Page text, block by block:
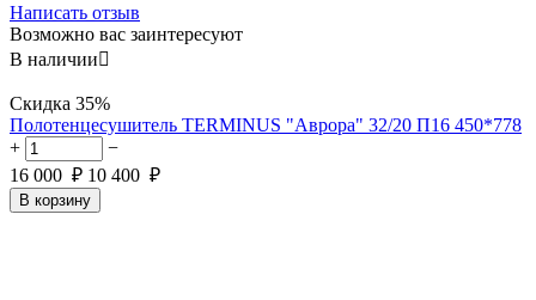
Написать отзыв
Возможно вас заинтересуют
В наличии
Скидка 35%
Полотенцесушитель TERMINUS "Аврора" 32/20 П16 450*778
+
−
16 000 ₽ 10 400 ₽
В корзину